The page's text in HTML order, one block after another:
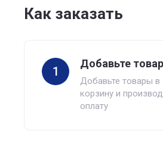
Как заказать
1
Добавьте
Добавьте товары в
корзину и
оплату